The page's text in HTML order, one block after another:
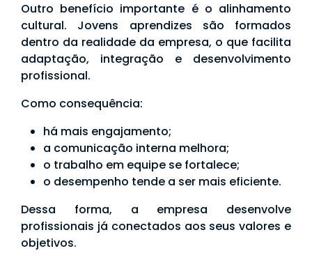
Outro benefício importante é o alinhamento
cultural. Jovens aprendizes são formados
dentro da realidade da empresa, o que facilita
adaptação, integração e desenvolvimento
profissional.
Como consequência:
há mais engajamento;
a comunicação interna melhora;
o trabalho em equipe se fortalece;
o desempenho tende a ser mais eficiente.
Dessa forma, a empresa desenvolve
profissionais já conectados aos seus valores e
objetivos.